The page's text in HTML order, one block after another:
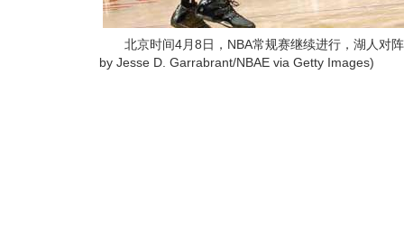
北京时间4月8日，NBA常规赛继续进行，湖人对
by Jesse D. Garrabrant/NBAE via Getty Images)